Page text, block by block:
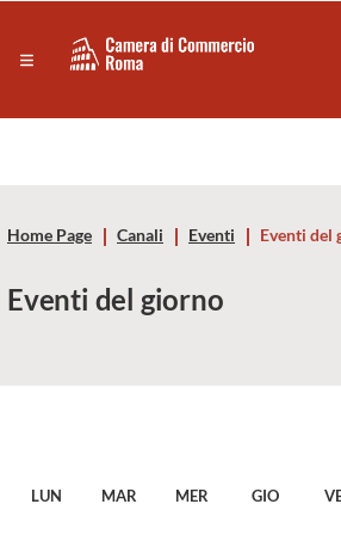
Servizi
Risorse Principali
Camera
di
Roma
Roma
Home Page Canali Eventi Eventi del
Eventi del giorno
LUN MAR MER GIO